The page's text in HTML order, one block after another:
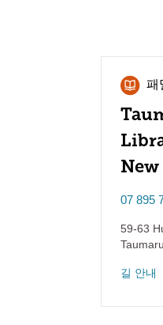
패
07 895
59-63
길 안내